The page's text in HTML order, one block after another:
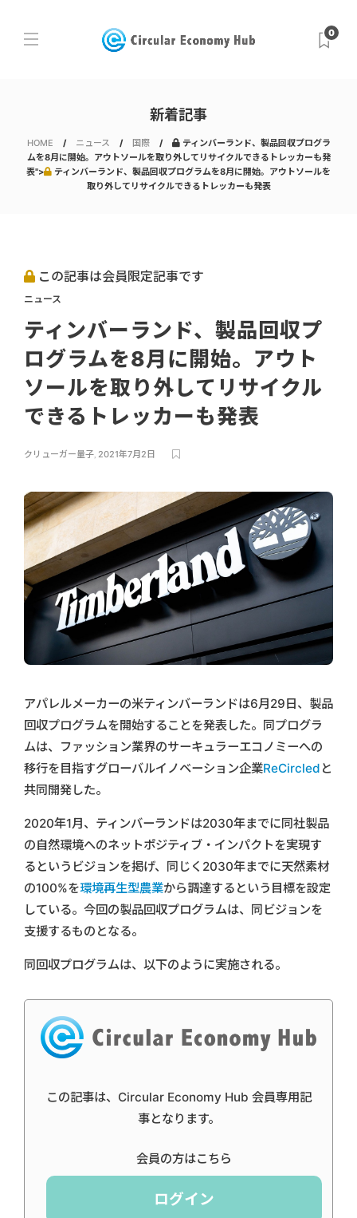
0
新着記事
HOME ニュース 国際
ティンバーランド、製品回収プログラ
ムを8月に開始。アウトソールを取り外してリサイクルできるトレッカーも発
表">
ティンバーランド、製品回収プログラムを8月に開始。アウトソールを
取り外してリサイクルできるトレッカーも発表
この記事は会員限定記事です
ニュース
ティンバーランド、製品回収プ
ログラムを8月に開始。アウト
ソールを取り外してリサイクル
できるトレッカーも発表
クリューガー量子, 2021年7月2日
アパレルメーカーの米ティンバーランドは6月29日、製品
回収プログラムを開始することを発表した。同プログラ
ムは、ファッション業界のサーキュラーエコノミーへの
移行を目指すグローバルイノベーション企業ReCircled と
共同開発した。
2020年1月、ティンバーランドは2030年までに同社製品
の自然環境へのネットポジティブ・インパクトを実現す
るというビジョンを掲げ、同じく2030年までに天然素材
の100%を環境再生型農業から調達するという目標を設定
している。今回の製品回収プログラムは、同ビジョンを
支援するものとなる。
同回収プログラムは、以下のように実施される。
この記事は、Circular Economy Hub 会員専用記
事となります。
会員の方はこちら
ログイン